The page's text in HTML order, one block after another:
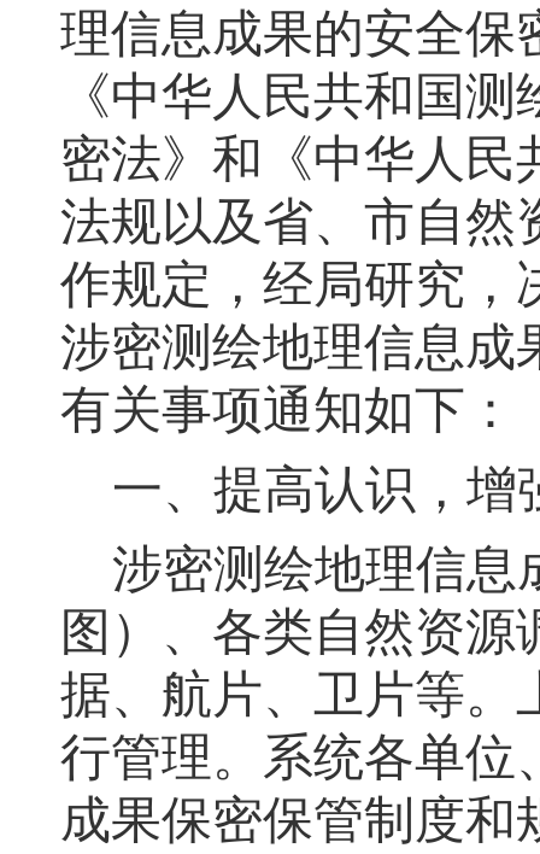
理信息成果的安全保
《中华人民共和国
密法》和《中华人民
法规以及省、市自然
作规定，经局研究 ，
涉密测绘地理信息成
有关事项通知如下：
一、提高认识 ， 增
涉密测绘地理信息
图）、各类自然资
据、航片、卫片等。
行管理。系统各单位
成果保密保管制度和